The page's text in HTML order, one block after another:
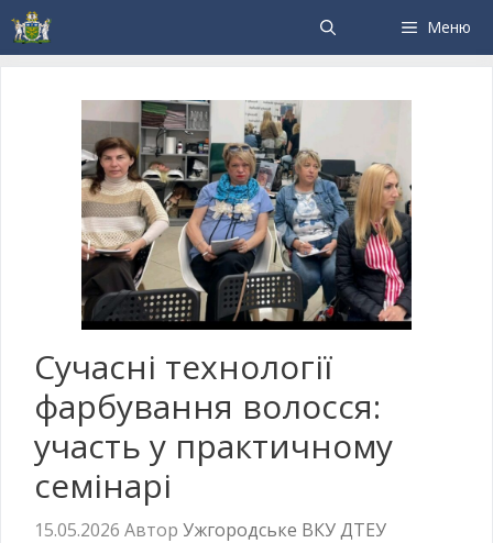
Меню
Сучасні технології
фарбування волосся:
участь у практичному
семінарі
15.05.2026 Автор Ужгородське ВКУ ДТЕУ